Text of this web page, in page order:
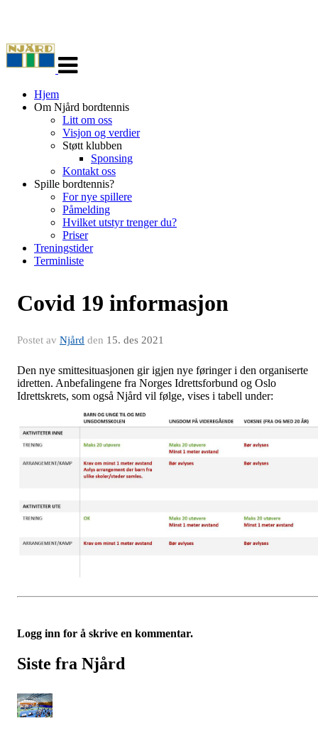
navigasjon
Hjem
Om Njård bordtennis
Litt om oss
Visjon og verdier
Støtt klubben
Sponsing
Kontakt oss
Spille bordtennis?
For nye spillere
Påmelding
Hvilket utstyr trenger du?
Priser
Treningstider
Terminliste
Covid 19 informasjon
Postet av Njård den 15. des 2021
Den nye smittesituasjonen gir igjen nye føringer i den organiserte
idretten. Anbefalingene fra Norges Idrettsforbund og Oslo
Idrettskrets, som også Njård vil følge, vises i tabell under:
Logg inn for å skrive en kommentar.
Siste fra Njård